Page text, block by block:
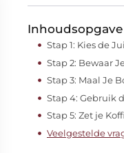
Inhoudsopgave
Stap 1: Kies de
Stap 2: Bewaar
Stap 3: Maal Je
Stap 4: Gebruik
Stap 5: Zet je
Veelgestelde